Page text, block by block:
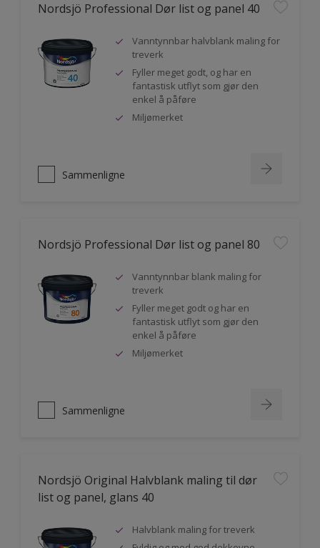
Nordsjö Professional Dør list og panel 40
Vanntynnbar halvblank maling for
treverk
Fyller meget godt, og har en
fantastisk utflyt som gjør den
enkel å påføre
Miljømerket
Sammenligne
Nordsjö Professional Dør list og panel 80
Vanntynnbar blank maling for
treverk
Fyller meget godt og har en
fantastisk utflyt som gjør den
enkel å påføre
Miljømerket
Sammenligne
Nordsjö Original Halvblank maling til dør
list og panel, glans 40
Halvblank maling for treverk